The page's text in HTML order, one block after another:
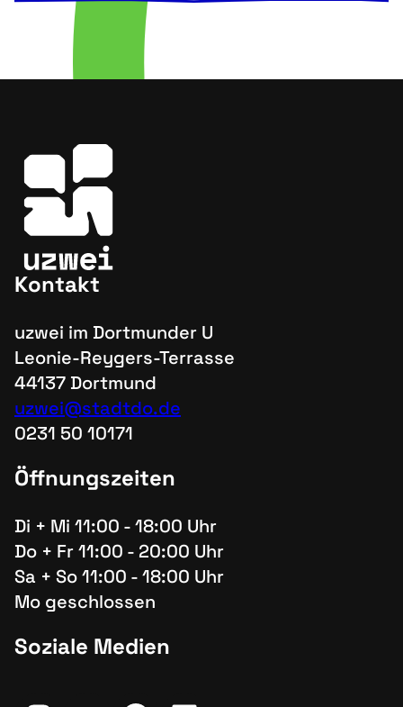
Kontakt
uzwei im Dortmunder U
Leonie-Reygers-Terrasse
44137 Dortmund
uzwei@stadtdo.de
0231 50 10171
Öffnungszeiten
Di + Mi 11:00 - 18:00 Uhr
Do + Fr 11:00 - 20:00 Uhr
Sa + So 11:00 - 18:00 Uhr
Mo geschlossen
Soziale Medien